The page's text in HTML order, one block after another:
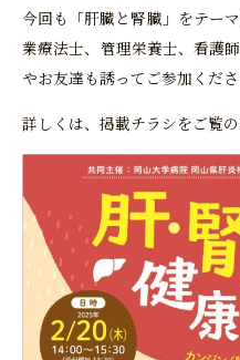
今回も「肝臓と腎臓」をテー
業療法士、管理栄養士、看護
やお友達も誘ってご参加くださ
詳しくは、掲載チラシをご覧